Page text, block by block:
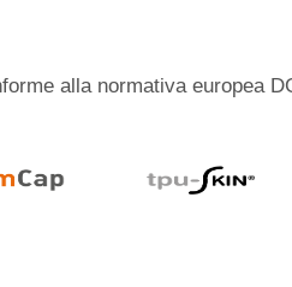
alla normativa europea